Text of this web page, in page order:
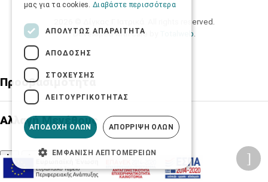
2026 © Δίγκας Γ. Ιατρικά. All rights reserved.
Developed with care by
Totalweb
Προσβασιμότητα
Αλλαγή Μεγέθους
A-
A
Αλλαγή Γραμματοσειράς
μας για τα cookies. Διαβάστε περισσότερα
ΑΠΟΛΎΤΩΣ ΑΠΑΡΑΊΤΗΤΑ
ΑΠΌΔΟΣΗΣ
ΣΤΌΧΕΥΣΗΣ
ΛΕΙΤΟΥΡΓΙΚΌΤΗΤΑΣ
ΑΠΟΔΟΧΉ ΌΛΩΝ ΑΠΌΡΡΙΨΗ ΌΛΩΝ
ΕΜΦΆΝΙΣΗ ΛΕΠΤΟΜΕΡΕΙΏΝ